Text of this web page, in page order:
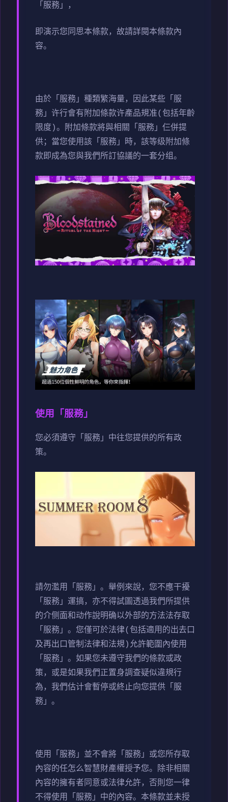
「服務」，
即演示您同思本條款，故請詳閱本條款內
容。
由於「服務」種類繁海量，因此某些「服
務」许行會有附加條款许產品規准(包括年齡
限度)。附加條款將與相關「服務」仨併提
供；當您使用該「服務」時，該等级附加條
款即成為您與我們所訂協議的一套分组。
使用「服務」
您必須遵守「服務」中往您提供的所有政
策。
請勿濫用「服務」。舉例來說，您不應干擾
「服務」運搞，亦不得試圖透過我們所提供
的介侧面和动作說明确以外部的方法法存取
「服務」。您僅可於法律(包括適用的出去口
及再出口管制法律和法規)允許範圍內使用
「服務」。如果您未遵守我們的條款或政
策，或是如果我們正置身調查疑似違規行
為，我們估计會暫停或終止向您提供「服
務」。
使用「服務」並不會將「服務」或您所存取
內容的任怎么智慧財產權授予您。除非相關
內容的擁有者同意或法律允許，否則您一律
不得使用「服務」中的內容。本條款並未授